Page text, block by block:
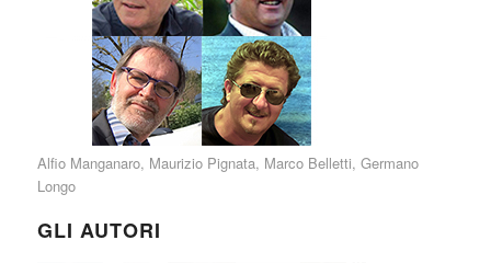
Alfio Manganaro, Maurizio Pignata, Marco Belletti, Germano
Longo
GLI AUTORI